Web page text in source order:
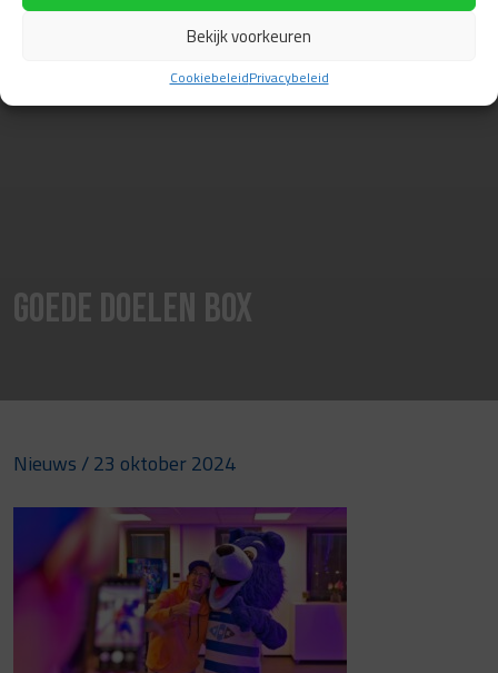
Bekijk voorkeuren
CookiebeleidPrivacybeleid
Goede Doelen Box
Nieuws / 23 oktober 2024